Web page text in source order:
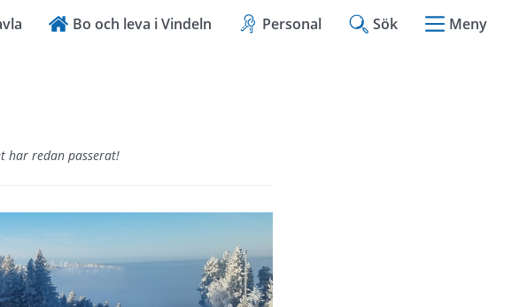
Bo och leva i Vindeln Personal Sök Meny
har redan passerat!